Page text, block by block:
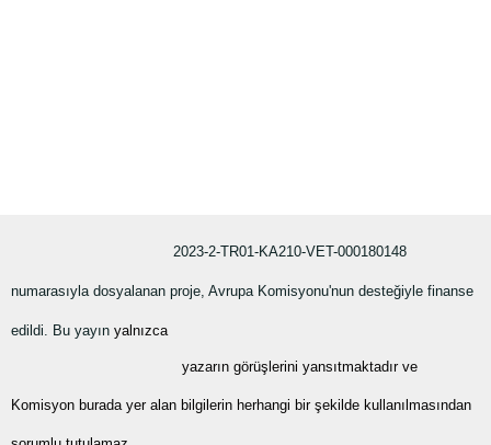
2023-2-TR01-KA210-VET-000180148
numarasıyla dosyalanan proje, Avrupa Komisyonu'nun desteğiyle finanse
edildi. Bu yayın yalnızca
yazarın görüşlerini yansıtmaktadır ve
Komisyon burada yer alan bilgilerin herhangi bir şekilde kullanılmasından